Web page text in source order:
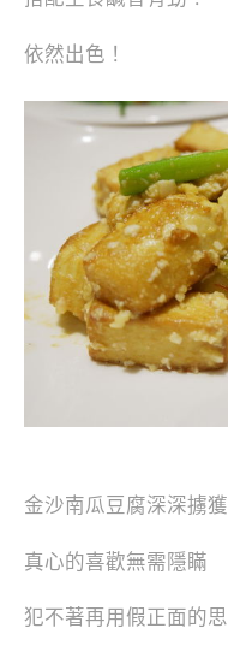
依然出色！
金沙南瓜豆腐深深擄
真心的喜歡無需隱瞞
犯不著再用假正面的